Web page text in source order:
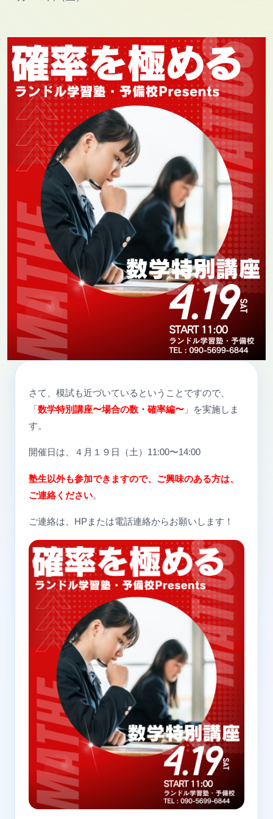
さて、模試も近づいているということですので、
「数学特別講座〜場合の数・確率編〜 」を実施しま
す。
開催日は、４月１９日（土）11:00〜14:00
塾生以外も参加できますので、ご興味のある方は、
ご連絡ください。
ご連絡は、HPまたは電話連絡からお願いします！